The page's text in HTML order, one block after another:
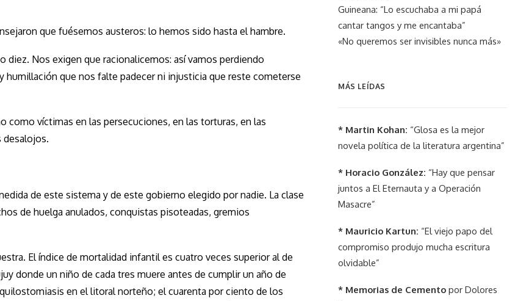
que fuésemos austeros: lo hemos sido hasta el hambre.
Nos exigen que racionalicemos: así vamos perdiendo
que nos falte padecer ni injusticia que reste cometerse
como víctimas en las persecuciones, en las torturas, en las
desalojos.
de este sistema y de este gobierno elegido por nadie. La clase
de huelga anulados, conquistas pisoteadas, gremios
El índice de mortalidad infantil es cuatro veces superior al de
donde un niño de cada tres muere antes de cumplir un año de
en el litoral norteño; el cuarenta por ciento de los
Guineana: “Lo escuchaba a mi papá
cantar tangos y me encantaba”
«No queremos ser invisibles nunca más»
MÁS LEÍDAS
* Martin Kohan: “Glosa es la mejor
novela política de la literatura argentina”
* Horacio González: “Hay que pensar
juntos a El Eternauta y a Operación
Masacre”
* Mauricio Kartun: “El viejo papo del
compromiso produjo mucha escritura
olvidable”
* Memorias de Cemento por Dolores